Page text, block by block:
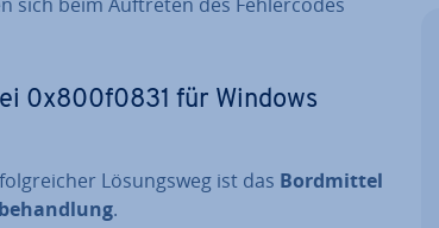
0x800f0831 für Windows
Lö­sungs­weg ist das Bord­mit­tel
.